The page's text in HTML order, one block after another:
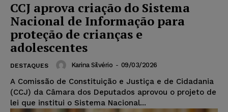
CCJ aprova criação do Sistema
Nacional de Informação para
proteção de crianças e
adolescentes
DESTAQUES Karina Silvério - 09/03/2026
A Comissão de Constituição e Justiça e de Cidadania
(CCJ) da Câmara dos Deputados aprovou o projeto de
lei que institui o Sistema Nacional...